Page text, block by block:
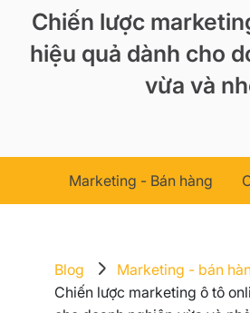
Chiến lược
hiệu quả dành cho
vừa và
Marketing - Bán hàng
Blog
Marketing - bán
Chiến lược marketing ô tô